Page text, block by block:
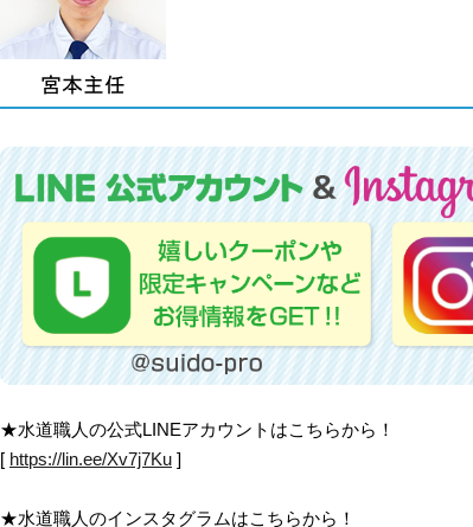
★水道職人の公式LINEアカウントはこちらから！
[ https://lin.ee/Xv7j7Ku ]
★水道職人のインスタグラムはこちらから！